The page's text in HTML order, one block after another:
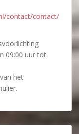
contact/contact/
09:00 uur tot
het